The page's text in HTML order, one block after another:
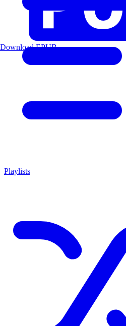
Playlists
Download EPUB